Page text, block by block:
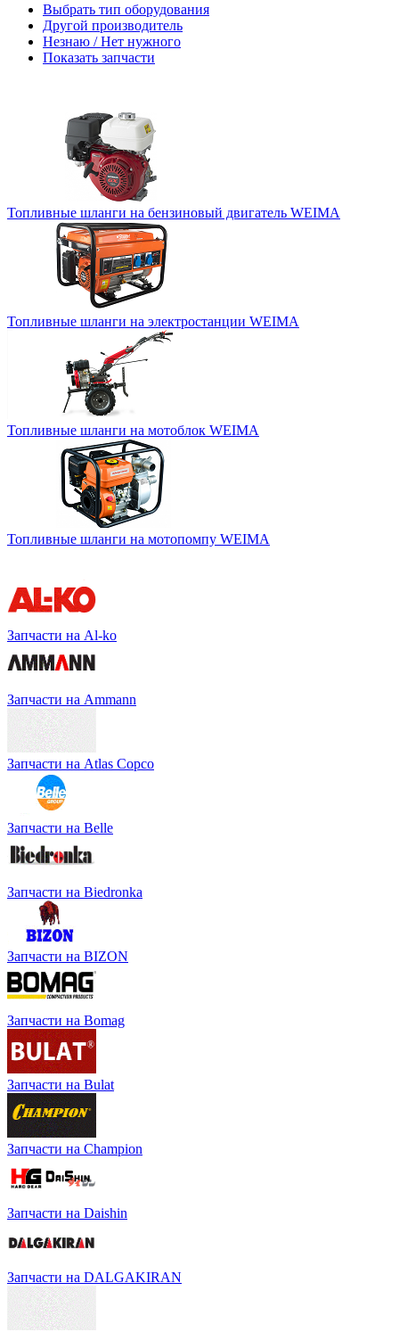
Выбрать тип оборудования
Другой производитель
Незнаю / Нет нужного
Показать запчасти
Топливные шланги на бензиновый двигатель WEIMA
Топливные шланги на электростанции WEIMA
Топливные шланги на мотоблок WEIMA
Топливные шланги на мотопомпу WEIMA
Запчасти на Al-ko
Запчасти на Ammann
Запчасти на Atlas Copco
Запчасти на Belle
Запчасти на Biedronka
Запчасти на BIZON
Запчасти на Bomag
Запчасти на Bulat
Запчасти на Champion
Запчасти на Daishin
Запчасти на DALGAKIRAN